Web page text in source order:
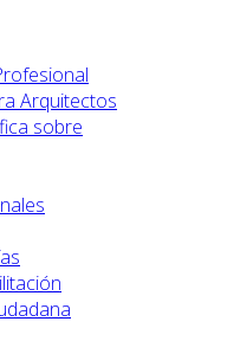
Arquitectos
sobre